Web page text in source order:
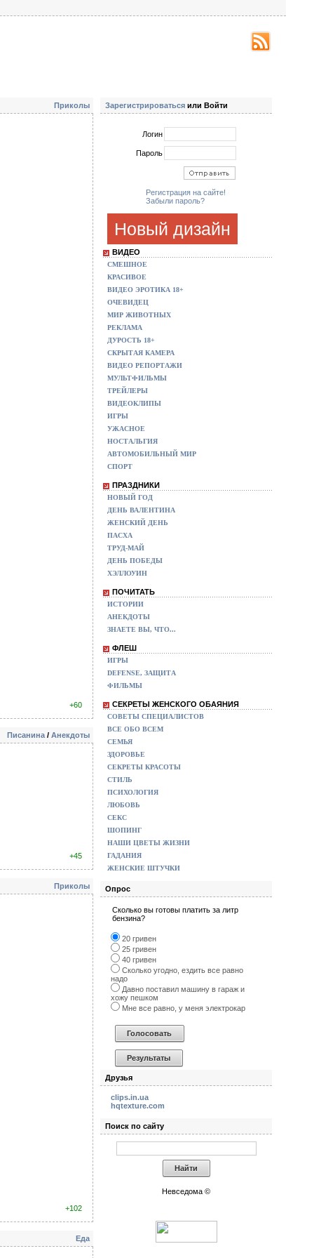
Приколы
+60
Писанина / Анекдоты
+45
Приколы
+102
Еда
Зарегистрироваться или Войти
Логин
Пароль
Регистрация на сайте!
Забыли пароль?
Новый дизайн
ВИДЕО
СМЕШНОЕ
КРАСИВОЕ
ВИДЕО ЭРОТИКА 18+
ОЧЕВИДЕЦ
МИР ЖИВОТНЫХ
РЕКЛАМА
ДУРОСТЬ 18+
СКРЫТАЯ КАМЕРА
ВИДЕО РЕПОРТАЖИ
МУЛЬТФИЛЬМЫ
ТРЕЙЛЕРЫ
ВИДЕОКЛИПЫ
ИГРЫ
УЖАСНОЕ
НОСТАЛЬГИЯ
АВТОМОБИЛЬНЫЙ МИР
СПОРТ
ПРАЗДНИКИ
НОВЫЙ ГОД
ДЕНЬ ВАЛЕНТИНА
ЖЕНСКИЙ ДЕНЬ
ПАСХА
ТРУД-МАЙ
ДЕНЬ ПОБЕДЫ
ХЭЛЛОУИН
ПОЧИТАТЬ
ИСТОРИИ
АНЕКДОТЫ
ЗНАЕТЕ ВЫ, ЧТО...
ФЛЕШ
ИГРЫ
DEFENSE, ЗАЩИТА
ФИЛЬМЫ
СЕКРЕТЫ ЖЕНСКОГО ОБАЯНИЯ
СОВЕТЫ СПЕЦИАЛИСТОВ
ВСЕ ОБО ВСЕМ
СЕМЬЯ
ЗДОРОВЬЕ
СЕКРЕТЫ КРАСОТЫ
СТИЛЬ
ПСИХОЛОГИЯ
ЛЮБОВЬ
СЕКС
ШОПИНГ
НАШИ ЦВЕТЫ ЖИЗНИ
ГАДАНИЯ
ЖЕНСКИЕ ШТУЧКИ
Опрос
Сколько вы готовы платить за литр
бензина?
20 гривен
25 гривен
40 гривен
Сколько угодно, ездить все равно
надо
Давно поставил машину в гараж и
хожу пешком
Мне все равно, у меня электрокар
Друзья
clips.in.ua
hqtexture.com
Поиск по сайту
Невседома ©